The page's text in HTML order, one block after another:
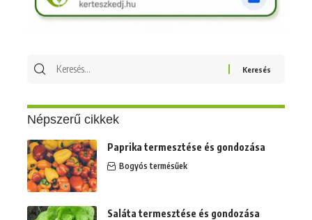
Keresés
Népszerű cikkek
Paprika termesztése és gondozása
Bogyós termésűek
Saláta termesztése és gondozása